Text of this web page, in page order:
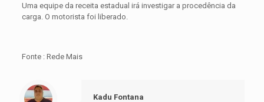
Uma equipe da receita estadual irá investigar a procedência da
carga. O motorista foi liberado.
Fonte : Rede Mais
Kadu Fontana